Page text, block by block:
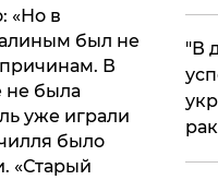
«Но в
был не
В
не была
уже играли
было
«Старый
​"В